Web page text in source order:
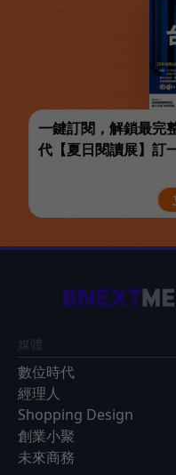
一鍵訂閱，解鎖最完
代【夏日閱讀展】訂
媒體
數位時代
經理人
Shopping Design
創業小聚
未來商務